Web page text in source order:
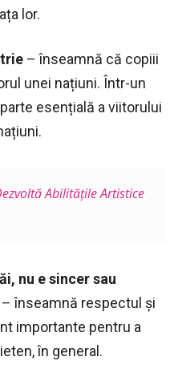
lor.
– înseamnă că copiii
unei națiuni. Într-un
esențială a viitorului
Abilitățile Artistice
nu e sincer sau
– înseamnă respectul și
importante pentru a
în general.